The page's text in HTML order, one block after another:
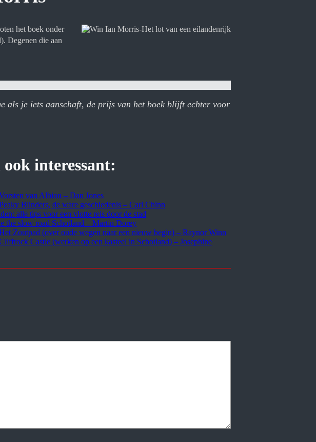
het boek onder
Degenen die aan
als je iets aanschaft, de prijs van het boek blijft echter voor
interessant:
van Albion – Dan Jones
Blinders, de ware geschiedenis – Carl Chinn
alle tips voor een vlotte reis door de stad
the slow road Schotland – Martin Dorey
Zoutpad (over oude wegen naar een nieuw begin) – Raynor Winn
Castle (werken op een kasteel in Schotland) – Josephine